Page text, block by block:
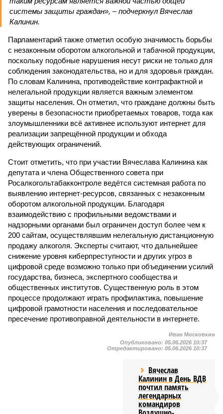
системы защиты граждан», – подчеркнул Вячеслав
Калинин.
Парламентарий также отметил особую значимость борьбы
с незаконным оборотом алкогольной и табачной продукции,
поскольку подобные нарушения несут риски не только для
соблюдения законодательства, но и для здоровья граждан.
По словам Калинина, противодействие контрафактной и
нелегальной продукции является важным элементом
защиты населения. Он отметил, что граждане должны быть
уверены в безопасности приобретаемых товаров, тогда как
злоумышленники всё активнее используют интернет для
реализации запрещённой продукции и обхода
действующих ограничений.
Стоит отметить, что при участии Вячеслава Калинина как
депутата и члена Общественного совета при
Росалкогольтабакконтроле ведётся системная работа по
выявлению интернет-ресурсов, связанных с незаконным
оборотом алкогольной продукции. Благодаря
взаимодействию с профильными ведомствами и
надзорными органами был ограничен доступ более чем к
200 сайтам, осуществлявшим нелегальную дистанционную
продажу алкоголя. Эксперты считают, что дальнейшее
снижение уровня киберпреступности и других угроз в
цифровой среде возможно только при объединении усилий
государства, бизнеса, экспертного сообщества и
общественных институтов. Существенную роль в этом
процессе продолжают играть профилактика, повышение
цифровой грамотности населения и последовательное
пресечение противоправной деятельности в интернете.
Иван Московкин
Опубликовано: 05.06.2026 10:37
Отредактировано: 05.06.2026 10:37
Вячеслав
Калинин в День ВДВ
почтил память
легендарных
командиров